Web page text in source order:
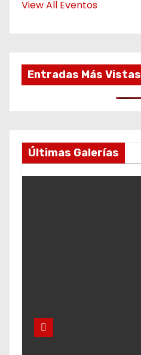
View All Eventos
Entradas Más Vistas
Últimas Galerías